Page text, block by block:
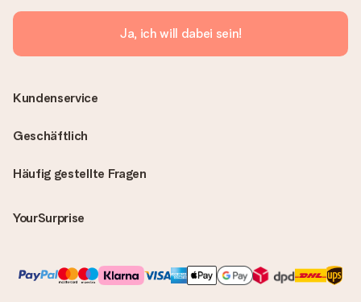
Ja, ich will dabei sein!
Häufig gestellte Fragen
YourSurprise
Kundenservice
Geschäftlich